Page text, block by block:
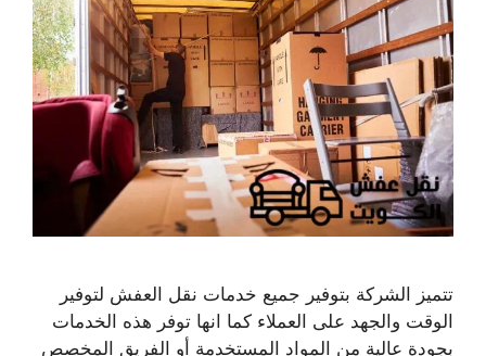
تتميز الشركة بتوفير جميع خدمات نقل العفش لتوفير
الوقت والجهد على العملاء كما انها توفر هذه الخدمات
بجودة عالية من المواد المستخدمة أو الفريق المخصص